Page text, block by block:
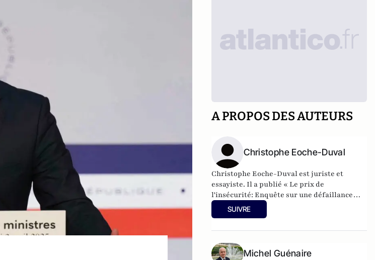
A PROPOS DES AUTEURS
Christophe Eoche-Duval
Christophe Eoche-Duval est juriste et
essayiste. Il a publié « Le prix de
l'insécurité: Enquête sur une défaillance
d'Etat » aux éditions Eyrolles et « L’inflation
normative » aux éditions Plon.
SUIVRE
Michel Guénaire